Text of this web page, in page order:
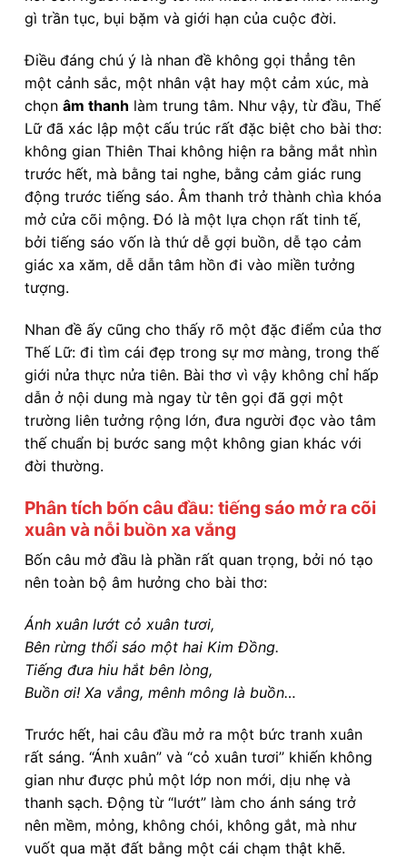
gì trần tục, bụi bặm và giới hạn của cuộc đời.
Điều đáng chú ý là nhan đề không gọi thẳng tên
một cảnh sắc, một nhân vật hay một cảm xúc, mà
chọn âm thanh làm trung tâm. Như vậy, từ đầu, Thế
Lữ đã xác lập một cấu trúc rất đặc biệt cho bài thơ:
không gian Thiên Thai không hiện ra bằng mắt nhìn
trước hết, mà bằng tai nghe, bằng cảm giác rung
động trước tiếng sáo. Âm thanh trở thành chìa khóa
mở cửa cõi mộng. Đó là một lựa chọn rất tinh tế,
bởi tiếng sáo vốn là thứ dễ gợi buồn, dễ tạo cảm
giác xa xăm, dễ dẫn tâm hồn đi vào miền tưởng
tượng.
Nhan đề ấy cũng cho thấy rõ một đặc điểm của thơ
Thế Lữ: đi tìm cái đẹp trong sự mơ màng, trong thế
giới nửa thực nửa tiên. Bài thơ vì vậy không chỉ hấp
dẫn ở nội dung mà ngay từ tên gọi đã gợi một
trường liên tưởng rộng lớn, đưa người đọc vào tâm
thế chuẩn bị bước sang một không gian khác với
đời thường.
Phân tích bốn câu đầu: tiếng sáo mở ra cõi
xuân và nỗi buồn xa vắng
Bốn câu mở đầu là phần rất quan trọng, bởi nó tạo
nên toàn bộ âm hưởng cho bài thơ:
Ánh xuân lướt cỏ xuân tươi,
Bên rừng thổi sáo một hai Kim Đồng.
Tiếng đưa hiu hắt bên lòng,
Buồn ơi! Xa vắng, mênh mông là buồn…
Trước hết, hai câu đầu mở ra một bức tranh xuân
rất sáng. “Ánh xuân” và “cỏ xuân tươi” khiến không
gian như được phủ một lớp non mới, dịu nhẹ và
thanh sạch. Động từ “lướt” làm cho ánh sáng trở
nên mềm, mỏng, không chói, không gắt, mà như
vuốt qua mặt đất bằng một cái chạm thật khẽ.